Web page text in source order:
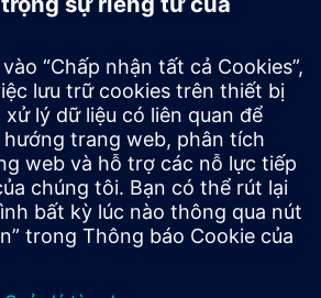
dữ liệu chia sẻ và ngữ cảnh cho
không có nhà cung cấp bằng cách
mở (OPC UA, MQTT, REST, v.v.)
lý xuất bản và tiêu thụ dữ liệu để
tác liền mạch